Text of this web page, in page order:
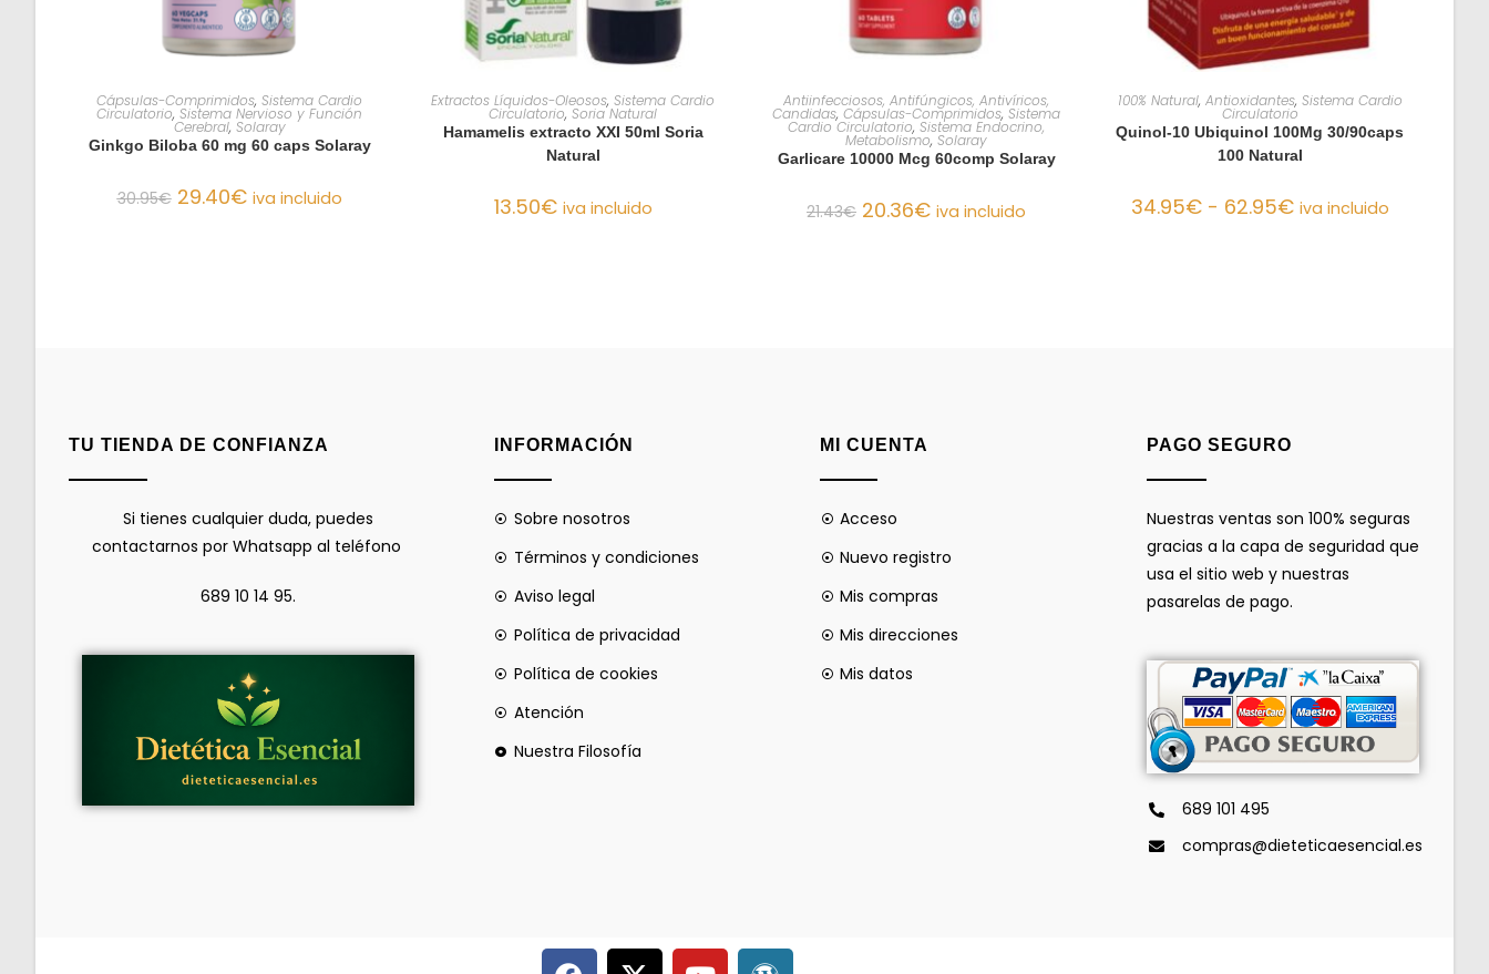
AÑADIR AL CARRITO
Cápsulas-Comprimidos, Sistema Cardio
Circulatorio, Sistema Nervioso y Función
Cerebral, Solaray
Ginkgo Biloba 60 mg 60 caps Solaray
30.95€ 29.40€ iva incluido
AÑADIR AL CARRITO
Extractos Líquidos-Oleosos, Sistema Cardio
Circulatorio, Soria Natural
Hamamelis extracto XXI 50ml Soria
Natural
13.50€ iva incluido
AÑADIR AL CARRITO
Antiinfecciosos, Antifúngicos, Antivíricos,
Candidas, Cápsulas-Comprimidos, Sistema
Cardio Circulatorio, Sistema Endocrino,
Metabolismo, Solaray
Garlicare 10000 Mcg 60comp Solaray
21.43€ 20.36€ iva incluido
SELECCIONAR OPCIONES
100% Natural, Antioxidantes, Sistema Cardio
Circulatorio
Quinol-10 Ubiquinol 100Mg 30/90caps
100 Natural
34.95€ - 62.95€ iva incluido
TU TIENDA DE CONFIANZA
Si tienes cualquier duda, puedes
contactarnos por Whatsapp al teléfono
689 10 14 95.
INFORMACIÓN
Sobre nosotros
Términos y condiciones
Aviso legal
Política de privacidad
Política de cookies
Atención
Nuestra Filosofía
MI CUENTA
Acceso
Nuevo registro
Mis compras
Mis direcciones
Mis datos
PAGO SEGURO
Nuestras ventas son 100% seguras
gracias a la capa de seguridad que
usa el sitio web y nuestras
pasarelas de pago.
689 101 495
compras@dieteticaesencial.es